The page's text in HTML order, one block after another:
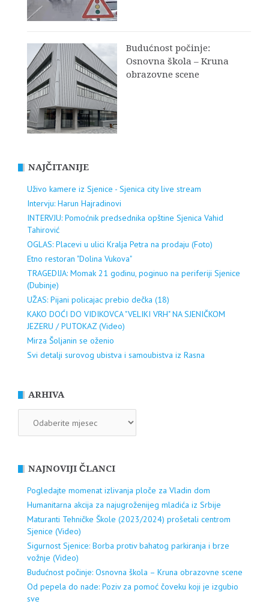
Budućnost počinje:
Osnovna škola – Kruna
obrazovne scene
NAJČITANIJE
Uživo kamere iz Sjenice - Sjenica city live stream
Intervju: Harun Hajradinovi
INTERVJU: Pomoćnik predsednika opštine Sjenica Vahid
Tahirović
OGLAS: Placevi u ulici Kralja Petra na prodaju (Foto)
Etno restoran "Dolina Vukova"
TRAGEDIJA: Momak 21 godinu, poginuo na periferiji Sjenice
(Dubinje)
UŽAS: Pijani policajac prebio dečka (18)
KAKO DOĆI DO VIDIKOVCA "VELIKI VRH" NA SJENIČKOM
JEZERU / PUTOKAZ (Video)
Mirza Šoljanin se oženio
Svi detalji surovog ubistva i samoubistva iz Rasna
ARHIVA
NAJNOVIJI ČLANCI
Pogledajte momenat izlivanja ploče za Vladin dom
Humanitarna akcija za najugroženijeg mladića iz Srbije
Maturanti Tehničke Škole (2023/2024) prošetali centrom
Sjenice (Video)
Sigurnost Sjenice: Borba protiv bahatog parkiranja i brze
vožnje (Video)
Budućnost počinje: Osnovna škola – Kruna obrazovne scene
Od pepela do nade: Poziv za pomoć čoveku koji je izgubio
sve